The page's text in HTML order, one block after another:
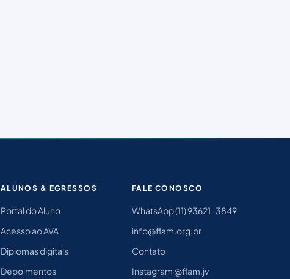
ALUNOS & EGRESSOS
Portal do Aluno
Acesso ao AVA
Diplomas digitais
Depoimentos
FALE CONOSCO
WhatsApp (11) 93621-3849
info@flam.org.br
Contato
Instagram @flam.jv